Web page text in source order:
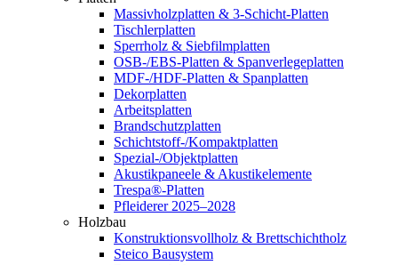
Massivholzplatten & 3-Schicht-Platten
Tischlerplatten
Sperrholz & Siebfilmplatten
OSB-/EBS-Platten & Spanverlegeplatten
MDF-/HDF-Platten & Spanplatten
Dekorplatten
Arbeitsplatten
Brandschutzplatten
Schichtstoff-/Kompaktplatten
Spezial-/Objektplatten
Akustikpaneele & Akustikelemente
Trespa®-Platten
Pfleiderer 2025–2028
Holzbau
Konstruktionsvollholz & Brettschichtholz
Steico Bausystem